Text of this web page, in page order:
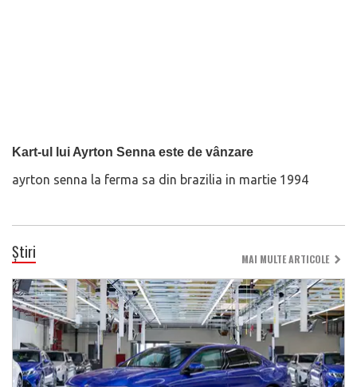
Kart-ul lui Ayrton Senna este de vânzare
ayrton senna la ferma sa din brazilia in martie 1994
Știri MAI MULTE ARTICOLE